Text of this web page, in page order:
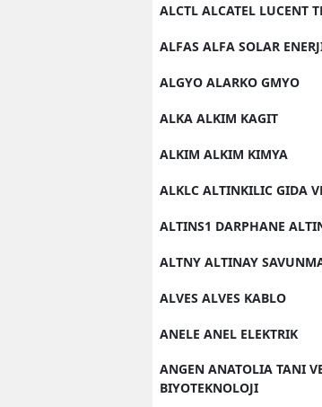
ALCTL ALCATEL LUCENT
ALFAS ALFA SOLAR
ALGYO ALARKO GMYO
ALKA ALKIM KAGIT
ALKIM ALKIM KIMYA
ALKLC ALTINKILIC GIDA
ALTINS1 DARPHANE
ALTNY ALTINAY
ALVES ALVES KABLO
ANELE ANEL ELEKTRIK
ANGEN ANATOLIA TANI
BIYOTEKNOLOJI